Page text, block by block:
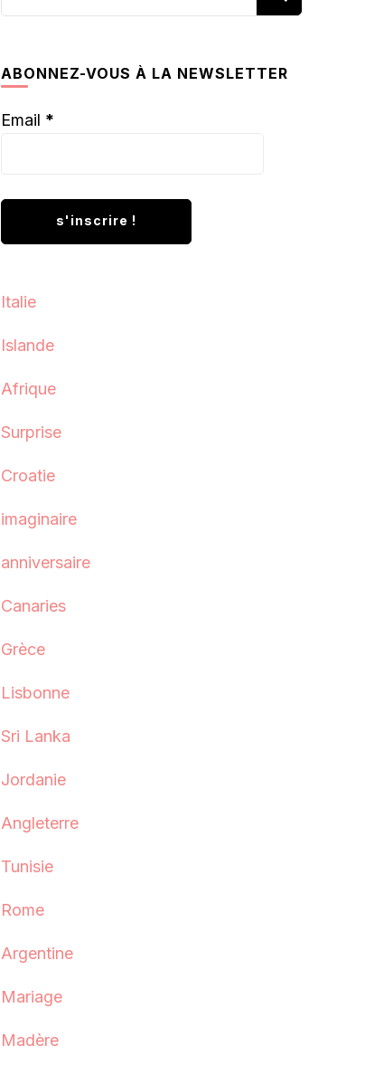
ABONNEZ-VOUS À LA NEWSLETTER
Email *
Italie
Islande
Afrique
Surprise
Croatie
imaginaire
anniversaire
Canaries
Grèce
Lisbonne
Sri Lanka
Jordanie
Angleterre
Tunisie
Rome
Argentine
Mariage
Madère